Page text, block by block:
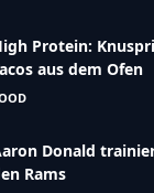
Protein:
aus dem Ofen
Donald
Rams